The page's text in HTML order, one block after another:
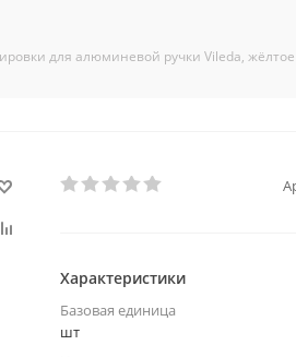
для алюминевой ручки Vileda,
Характеристики
Базовая единица
шт